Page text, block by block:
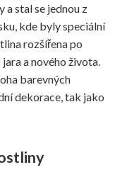
stal se jednou z
kde byly speciální
rozšířena po
a nového života.
barevných
dekorace, tak jako